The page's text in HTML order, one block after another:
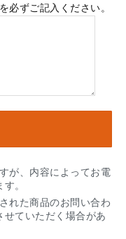
必ずご記入ください。
が、内容によってお電
。
れた商品のお問い合わ
ていただく場合があ